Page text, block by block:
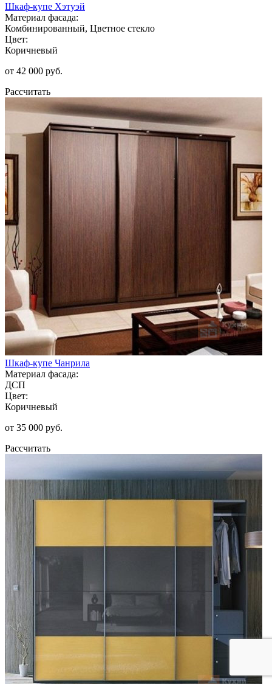
Шкаф-купе Хэтуэй
Материал фасада:
Комбинированный, Цветное стекло
Цвет:
Коричневый
от 42 000 руб.
Рассчитать
Шкаф-купе Чанрила
Материал фасада:
ДСП
Цвет:
Коричневый
от 35 000 руб.
Рассчитать